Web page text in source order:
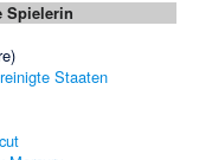
Spielerin
Staaten